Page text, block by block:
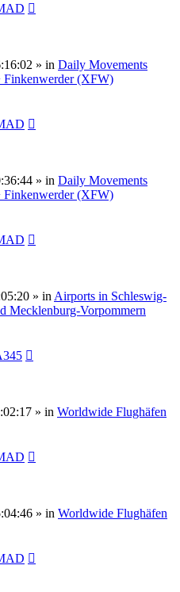
» in Daily Movements
(XFW)
» in Daily Movements
(XFW)
» in Airports in Schleswig-
Mecklenburg-Vorpommern
» in Worldwide Flughäfen
» in Worldwide Flughäfen